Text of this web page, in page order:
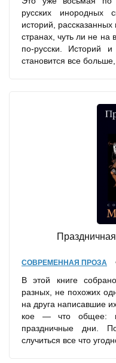
русских инородных
историй,
странах, чуть ли не на
по-русски. Историй
становится все
СОВРЕМЕННАЯ ПРОЗА
В этой книге
разных, не похожих
на друга написавшие
кое — что общее:
праздничные дни.
случиться все что